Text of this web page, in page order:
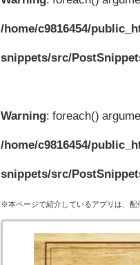
/home/c9816454/
snippets/src/
Warning: foreach()
/home/c9816454/
snippets/src/
※本ページで紹介しているアプリは、配